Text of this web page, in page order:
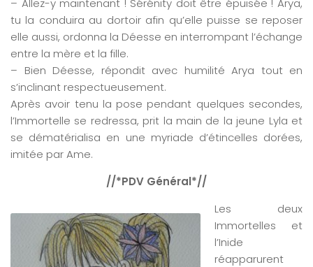
– Allez-y maintenant ! Sérénity doit être épuisée ! Arya,
tu la conduira au dortoir afin qu’elle puisse se reposer
elle aussi, ordonna la Déesse en interrompant l’échange
entre la mère et la fille.
– Bien Déesse, répondit avec humilité Arya tout en
s’inclinant respectueusement.
Après avoir tenu la pose pendant quelques secondes,
l’Immortelle se redressa, prit la main de la jeune Lyla et
se dématérialisa en une myriade d’étincelles dorées,
imitée par Ame.
//*PDV Général*//
Les deux
Immortelles et
l’Inide
réapparurent